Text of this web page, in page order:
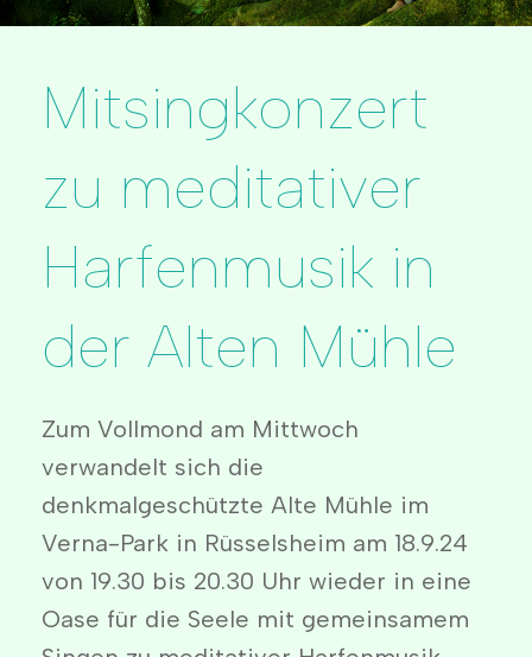
Mitsingkonzert
zu meditativer
Harfenmusik in
der Alten Mühle
Zum Vollmond am Mittwoch
verwandelt sich die
denkmalgeschützte Alte Mühle im
Verna-Park in Rüsselsheim am 18.9.24
von 19.30 bis 20.30 Uhr wieder in eine
Oase für die Seele mit gemeinsamem